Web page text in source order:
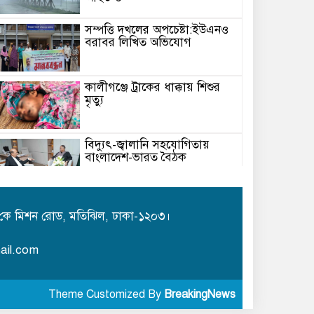
সম্পত্তি দখলের অপচেষ্টা:ইউএনও
বরাবর লিখিত অভিযোগ
কালীগঞ্জে ট্রাকের ধাক্কায় শিশুর
মৃত্যু
বিদ্যুৎ-জ্বালানি সহযোগিতায়
বাংলাদেশ-ভারত বৈঠক
উপলক্ষে সচেতনতামূলক কর্মসূচি
অনুষ্ঠিত
মিশন রোড, মতিঝিল, ঢাকা-১২০৩।
Theme Customized By BreakingNews